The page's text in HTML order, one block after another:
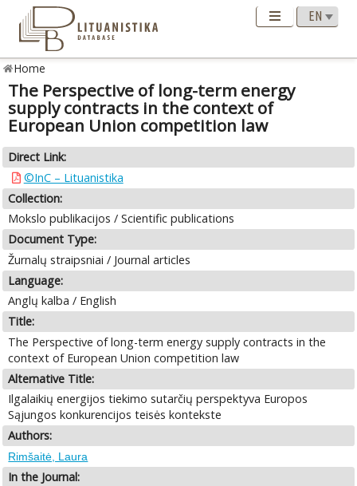
Home
The Perspective of long-term energy
supply contracts in the context of
European Union competition law
Direct Link:
©InC – Lituanistika
Collection:
Mokslo publikacijos / Scientific publications
Document Type:
Žurnalų straipsniai / Journal articles
Language:
Anglų kalba / English
Title:
The Perspective of long-term energy supply contracts in the
context of European Union competition law
Alternative Title:
Ilgalaikių energijos tiekimo sutarčių perspektyva Europos
Sąjungos konkurencijos teisės kontekste
Authors:
Rimšaitė, Laura
In the Journal: